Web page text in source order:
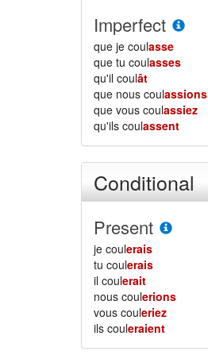
Imperfect
que je coulasse
que tu coulasses
qu'il coulât
que nous coulassions
que vous coulassiez
qu'ils coulassent
Conditional
Present
je coulerais
tu coulerais
il coulerait
nous coulerions
vous couleriez
ils couleraient